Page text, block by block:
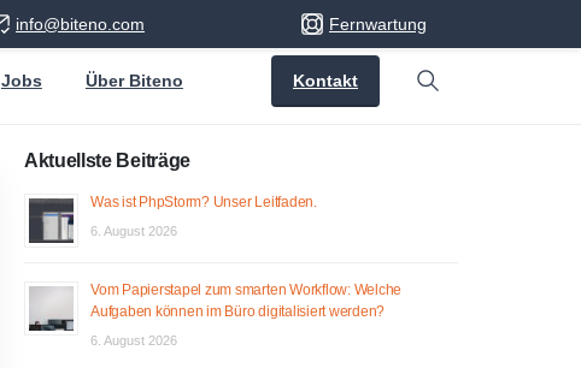
info@biteno.com Fernwartung
Jobs Über Biteno Kontakt
Search
Aktuellste Beiträge
Was ist PhpStorm? Unser Leitfaden.
6. August 2026
Vom Papierstapel zum smarten Workflow: Welche
Aufgaben können im Büro digitalisiert werden?
6. August 2026